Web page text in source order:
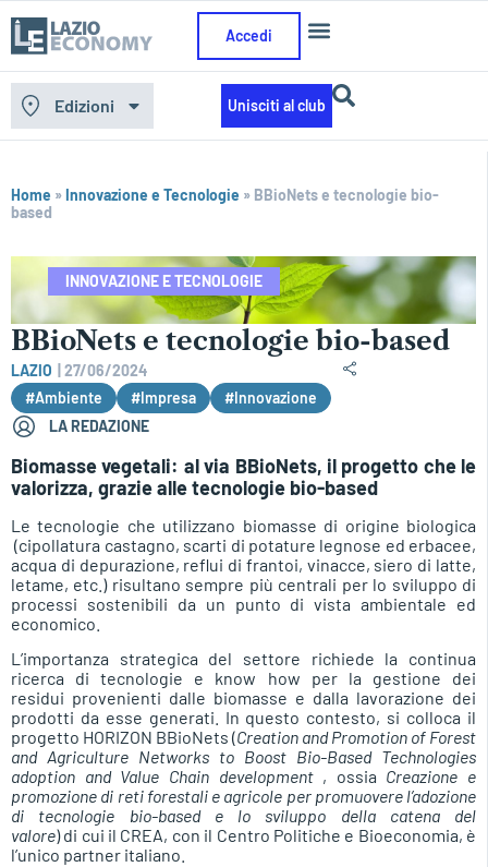
Accedi
Edizioni Unisciti al club
Home »Innovazione e Tecnologie » BBioNets e tecnologie bio-
based
INNOVAZIONE E TECNOLOGIE
BBioNets e tecnologie bio-based
LAZIO
27/06/2024
#Ambiente
#Impresa
#Innovazione
LA REDAZIONE
Biomasse vegetali: al via BBioNets, il progetto che le
valorizza, grazie alle tecnologie bio-based
Le tecnologie che utilizzano biomasse di origine biologica
(cipollatura castagno, scarti di potature legnose ed erbacee,
acqua di depurazione, reflui di frantoi, vinacce, siero di latte,
letame, etc.) risultano sempre più centrali per lo sviluppo di
processi sostenibili da un punto di vista ambientale ed
economico.
L’importanza strategica del settore richiede la continua
ricerca di tecnologie e know how per la gestione dei
residui provenienti dalle biomasse e dalla lavorazione dei
prodotti da esse generati. In questo contesto, si colloca il
progetto HORIZON BBioNets (Creation and Promotion of Forest
and Agriculture Networks to Boost Bio-Based Technologies
adoption and Value Chain development, ossia Creazione e
promozione di reti forestali e agricole per promuovere l’adozione
di tecnologie bio-based e lo sviluppo della catena del
valore) di cui il CREA, con il Centro Politiche e Bioeconomia, è
l’unico partner italiano.